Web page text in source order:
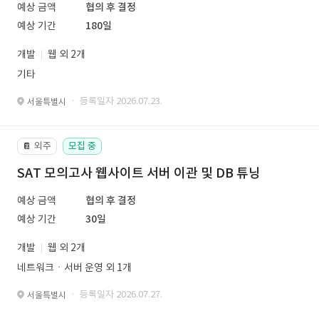
예상 금액
협의 후 결정
예상 기간
180일
개발
웹 외 2개
기타
서울특별시 · 등록일자 2026.07.23.
📔 외주 모집 중
SAT 모의고사 웹사이트 서버 이관 및 DB 튜닝
예상 금액
협의 후 결정
예상 기간
30일
개발
웹 외 2개
네트워크ㆍ서버 운영 외 1개
서울특별시 · 등록일자 2026.07.27.